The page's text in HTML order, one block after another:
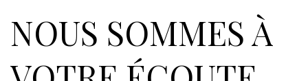
NOUS SOMMES À